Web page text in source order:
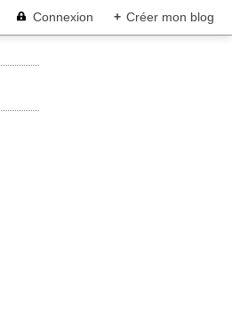
Connexion + Créer mon blog